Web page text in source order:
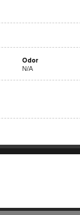
Odor
N/A